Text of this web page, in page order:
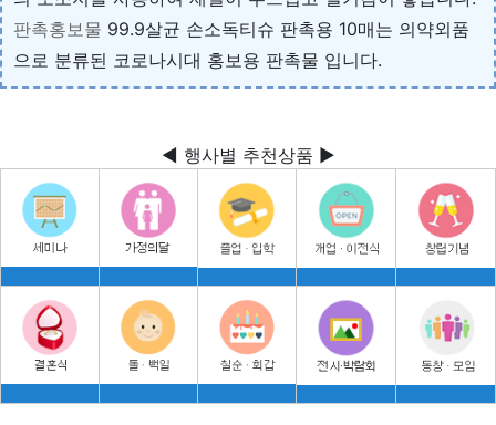
판촉홍보물 99.9살균 손소독티슈 판촉용 10매는 의약외품
으로 분류된 코로나시대 홍보용 판촉물 입니다.
◀ 행사별 추천상품 ▶